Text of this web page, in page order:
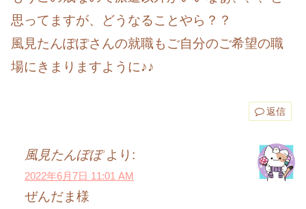
思ってますが、どうなることやら？？
風見たんぽぽさんの就職もご自分のご希望の職
場にきまりますように♪♪
返信
風見たんぽぽ より:
2022年6月7日 11:01 AM
ぜんだま様